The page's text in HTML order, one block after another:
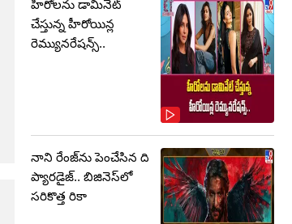
హీరోలను డామినేట్
చేస్తున్న హీరోయిన్ల
రెమ్యునరేషన్స్..
నాని రేంజ్‌ను పెంచేసిన ది
ప్యారడైజ్.. బిజినెస్‌లో
సరికొత్త రికా